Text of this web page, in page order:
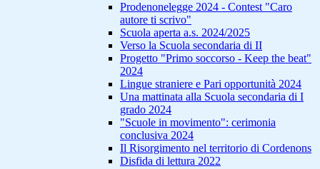
Prodenonelegge 2024 - Contest "Caro
autore ti scrivo"
Scuola aperta a.s. 2024/2025
Verso la Scuola secondaria di II
Progetto "Primo soccorso - Keep the beat"
2024
Lingue straniere e Pari opportunità 2024
Una mattinata alla Scuola secondaria di I
grado 2024
"Scuole in movimento": cerimonia
conclusiva 2024
Il Risorgimento nel territorio di Cordenons
Disfida di lettura 2022